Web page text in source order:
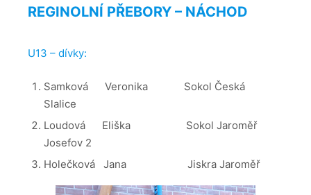
REGINOLNÍ PŘEBORY – NÁCHOD
U13 – dívky:
Samková Veronika Sokol Česká
Slalice
Loudová Eliška Sokol Jaroměř
Josefov 2
Holečková Jana Jiskra Jaroměř